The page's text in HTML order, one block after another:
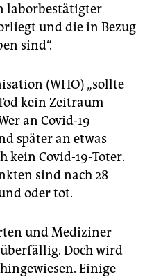
laborbestätigter
und die in Bezug
sind“.
(WHO) „sollte
kein Zeitraum
an Covid-19
später an etwas
kein Covid-19-Toter.
sind nach 28
oder tot.
und Mediziner
Doch wird
Einige